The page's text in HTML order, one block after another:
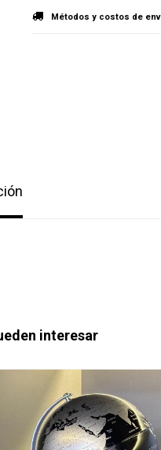
Métodos y costos de
interesar